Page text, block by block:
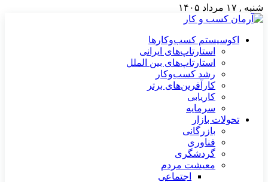
شنبه , ۱۷ مرداد ۱۴۰۵
اکوسیستم کسب‌وکارها
استارتاپ‌های ایرانی
استارتاپ‌های بین الملل
رشد کسب‌وکار
کارآفرین‌های برتر
کاریابی
سرمایه
تحولات بازار
بازرگانی
فناوری
گردشگری
معیشت مردم
اجتماعی